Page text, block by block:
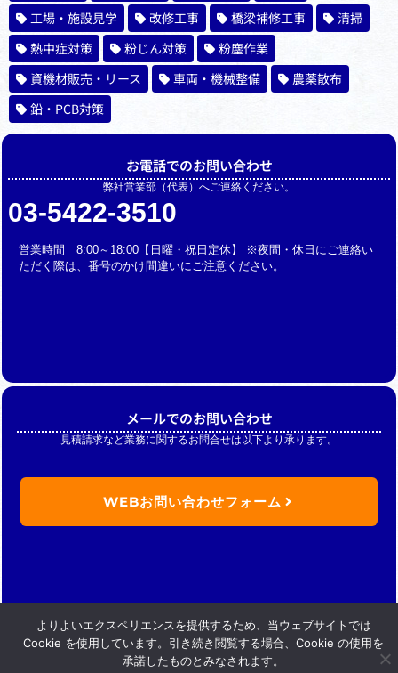
工場・施設見学
改修工事 橋梁補修工事
清掃
熱中症対策
粉じん対策
粉塵作業
資機材販売・リース
車両・機械整備
農薬散布
鉛・PCB対策
お電話でのお問い合わせ
弊社営業部（代表）へご連絡ください。
03-5422-3510
営業時間 8:00～18:00【日曜・祝日定休】 ※夜間・休日にご連絡い
ただく際は、番号のかけ間違いにご注意ください。
メールでのお問い合わせ
見積請求など業務に関するお問合せは以下より承ります。
WEBお問い合わせフォーム
Copyright (C) Nikkan merchandise .inc. All Rights Reserved.
よりよいエクスペリエンスを提供するため、当ウェブサイトでは
Cookie を使用しています。引き続き閲覧する場合、Cookie の使用を
承諾したものとみなされます。